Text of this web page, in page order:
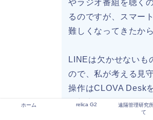
やラジオ番組を聴く
るのですが、スマー
難しくなってきたか
LINEは欠かせないも
ので、私が考える見
操作はCLOVA Desk
な想定をしていてい
ホーム relica G2
遠隔管理研究
て